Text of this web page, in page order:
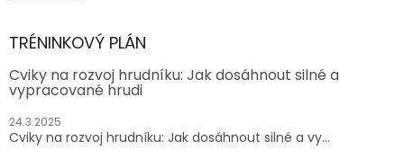
TRÉNINKOVÝ PLÁN
Cviky na rozvoj hrudníku: Jak dosáhnout silné a
vypracované hrudi
24.3.2025
Cviky na rozvoj hrudníku: Jak dosáhnout silné a vy...